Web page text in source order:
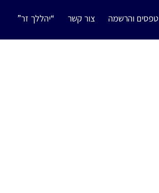
טפסים והרשמה צור קשר “יהללך זר”